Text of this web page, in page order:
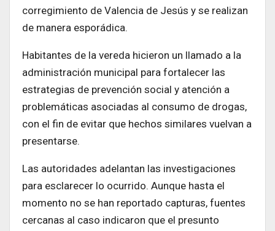
corregimiento de Valencia de Jesús y se realizan
de manera esporádica.
Habitantes de la vereda hicieron un llamado a la
administración municipal para fortalecer las
estrategias de prevención social y atención a
problemáticas asociadas al consumo de drogas,
con el fin de evitar que hechos similares vuelvan a
presentarse.
Las autoridades adelantan las investigaciones
para esclarecer lo ocurrido. Aunque hasta el
momento no se han reportado capturas, fuentes
cercanas al caso indicaron que el presunto